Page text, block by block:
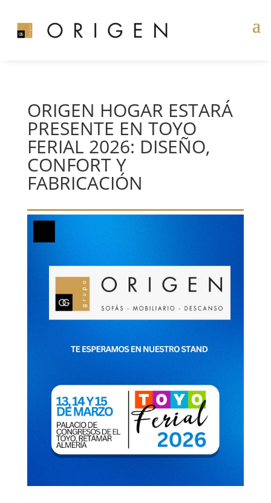
ORIGEN HOGAR ESTARÁ
PRESENTE EN TOYO
FERIAL 2026: DISEÑO,
CONFORT Y
FABRICACIÓN